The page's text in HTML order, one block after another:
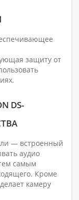
защиту от
DS-
— встроенный
аудио
самым
Кроме
камеру